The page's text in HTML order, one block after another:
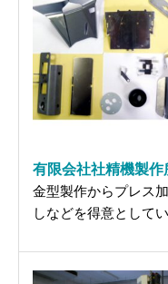
有限会社社精機製作
金型製作からプレス
しなどを得意としてい